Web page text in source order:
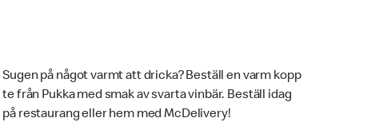
Sugen på något varmt att dricka? Beställ en varm kopp
te från Pukka med smak av svarta vinbär. Beställ idag
på restaurang eller hem med McDelivery!